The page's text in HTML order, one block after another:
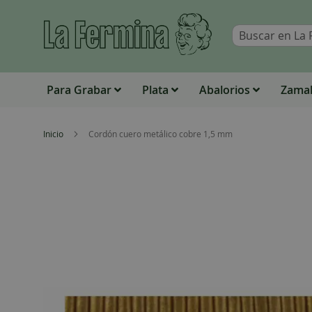
Para Grabar Plata Abalorios
Inicio Cordón cuero metálico cobre 1,5 mm